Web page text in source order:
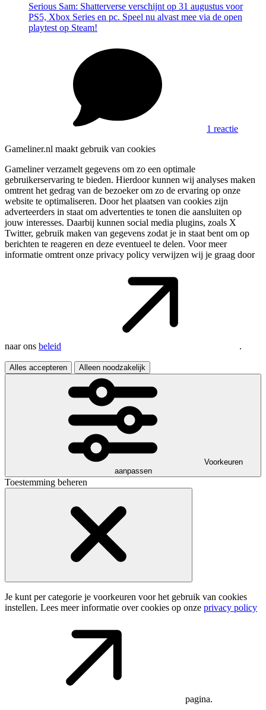
Serious Sam: Shatterverse verschijnt op 31 augustus voor
PS5, Xbox Series en pc. Speel nu alvast mee via de open
playtest op Steam!
1 reactie
Gameliner.nl maakt gebruik van cookies
Gameliner verzamelt gegevens om zo een optimale
gebruikerservaring te bieden. Hierdoor kunnen wij analyses maken
omtrent het gedrag van de bezoeker om zo de ervaring op onze
website te optimaliseren. Door het plaatsen van cookies zijn
adverteerders in staat om advertenties te tonen die aansluiten op
jouw interesses. Daarbij kunnen social media plugins, zoals X
Twitter, gebruik maken van gegevens zodat je in staat bent om op
berichten te reageren en deze eventueel te delen. Voor meer
informatie omtrent onze privacy policy verwijzen wij je graag door
naar ons beleid .
Alles accepteren Alleen noodzakelijk
Voorkeuren
aanpassen
Toestemming beheren
Je kunt per categorie je voorkeuren voor het gebruik van cookies
instellen. Lees meer informatie over cookies op onze privacy policy
pagina.